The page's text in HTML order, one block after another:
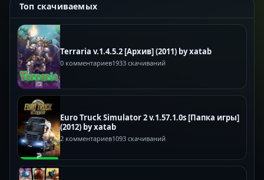
Топ скачиваемых
Terraria v.1.4.5.2 [Архив] (2011) by xatab
0 комментариев1933 скачиваний
Euro Truck Simulator 2 v.1.57.1.0s [Папка игры]
(2012) by xatab
2 комментариев1093 скачиваний